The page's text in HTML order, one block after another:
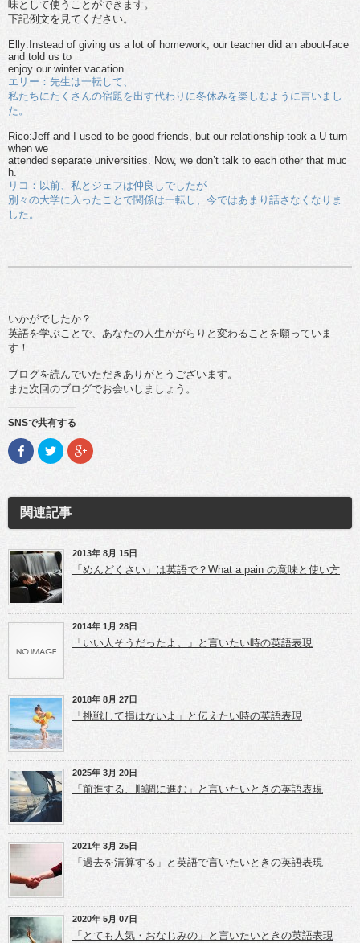
味として使うことができます。
下記例文を見てください。
Elly:Instead of giving us a lot of homework, our teacher did an about-face
and told us to
enjoy our winter vacation.
エリー：先生は一転して、
私たちにたくさんの宿題を出す代わりに冬休みを楽しむように言いまし
た。
Rico:Jeff and I used to be good friends, but our relationship took a U-turn
when we
attended separate universities. Now, we don’t talk to each other that muc
h.
リコ：以前、私とジェフは仲良しでしたが
別々の大学に入ったことで関係は一転し、今ではあまり話さなくなりま
した。
いかがでしたか？
英語を学ぶことで、あなたの人生ががらりと変わることを願っていま
す！
ブログを読んでいただきありがとうございます。
また次回のブログでお会いしましょう。
SNSで共有する
F
a
o
o
k
で
(新
し
い
ウ
ィ
ン
ド
ウ
き
ク
リ
て
T
w
i
e
r
で
有
(新
し
い
で
開
き
す)
ク
リ
て
o
e
+
で
し
い
ウ
ィ
ン
開
き
ま
す)
関連記事
2013年 8月 15日
「めんどくさい」は英語で？What a pain の意味と使い方
2014年 1月 28日
「いい人そうだったよ。」と言いたい時の英語表現
2018年 8月 27日
「挑戦して損はないよ」と伝えたい時の英語表現
2025年 3月 20日
「前進する、順調に進む」と言いたいときの英語表現
2021年 3月 25日
「過去を清算する」と英語で言いたいときの英語表現
2020年 5月 07日
「とても人気・おなじみの」と言いたいときの英語表現